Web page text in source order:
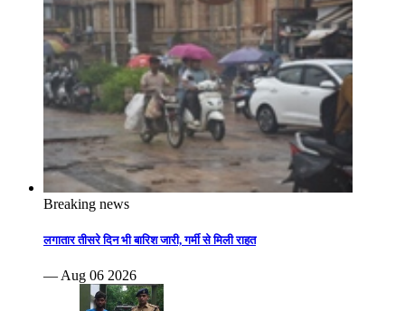
Breaking news
लगातार तीसरे दिन भी बारिश जारी, गर्मी से मिली राहत
— Aug 06 2026